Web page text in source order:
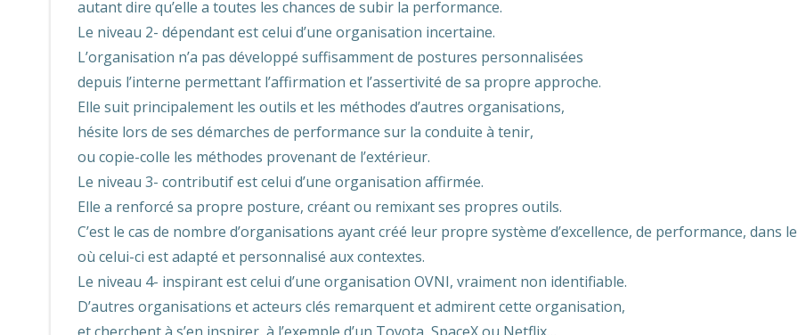
autant dire qu’elle a toutes les chances de subir la performance.
Le niveau 2- dépendant est celui d’une organisation incertaine.
L’organisation n’a pas développé suffisamment de postures personnalisées
depuis l’interne permettant l’affirmation et l’assertivité de sa propre approche.
Elle suit principalement les outils et les méthodes d’autres organisations,
hésite lors de ses démarches de performance sur la conduite à tenir,
ou copie-colle les méthodes provenant de l’extérieur.
Le niveau 3- contributif est celui d’une organisation affirmée.
Elle a renforcé sa propre posture, créant ou remixant ses propres outils.
C’est le cas de nombre d’organisations ayant créé leur propre système d’excellence, de performance, dans
où celui-ci est adapté et personnalisé aux contextes.
Le niveau 4- inspirant est celui d’une organisation OVNI, vraiment non identifiable.
D’autres organisations et acteurs clés remarquent et admirent cette organisation,